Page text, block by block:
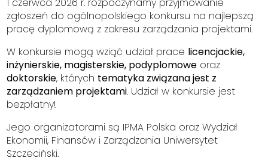
zgłoszeń do ogólnopolskiego konkursu na najlepszą
pracę dyplomową z zakresu zarządzania projektami.
W konkursie mogą wziąć udział prace licencjackie,
inżynierskie, magisterskie, podyplomowe oraz
doktorskie, których tematyka związana jest z
zarządzaniem projektami. Udział w konkursie jest
bezpłatny!
Jego organizatorami są IPMA Polska oraz Wydział
Ekonomii, Finansów i Zarządzania Uniwersytet
Szczeciński.